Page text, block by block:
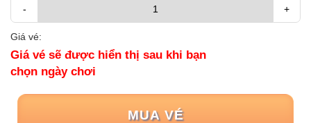
- +
Giá vé:
Giá vé sẽ được hiển thị sau khi bạn
chọn ngày chơi
MUA VÉ